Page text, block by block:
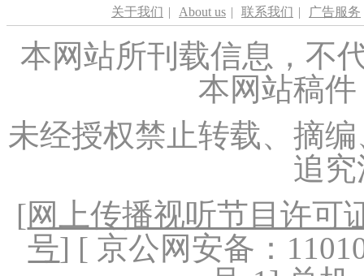
关于我们 | About us | 联系我们 | 广告服务
本网站所刊载信息，不
本网站稿
未经授权禁止转载、摘
追
[网上传播视听节目许可
号] [ 京公网安备：